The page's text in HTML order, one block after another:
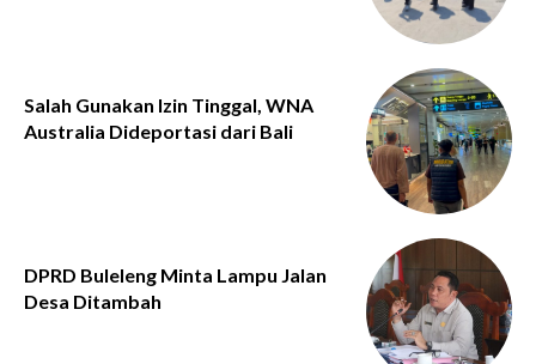
Salah Gunakan Izin Tinggal, WNA
Australia Dideportasi dari Bali
DPRD Buleleng Minta Lampu Jalan
Desa Ditambah